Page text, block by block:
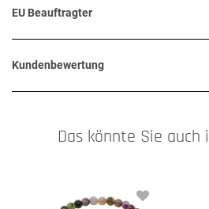
EU Beauftragter
Kundenbewertung
Das könnte Sie auch